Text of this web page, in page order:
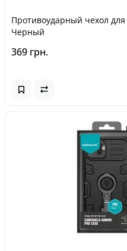
Противоударный чехол
Черный
369 грн.